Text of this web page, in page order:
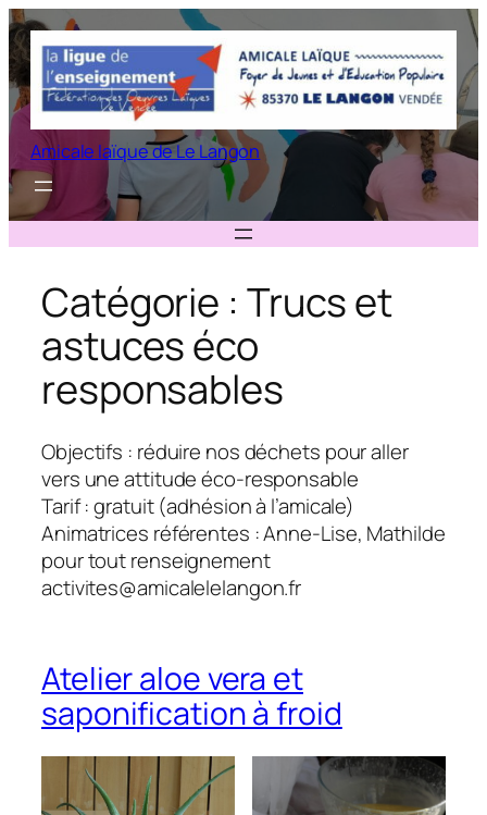
Aller
au
contenu
Amicale laïque de Le Langon
Catégorie : Trucs et
astuces éco
responsables
Objectifs : réduire nos déchets pour aller
vers une attitude éco-responsable
Tarif : gratuit (adhésion à l’amicale)
Animatrices référentes : Anne-Lise, Mathilde
pour tout renseignement
activites@amicalelelangon.fr
Atelier aloe vera et
saponification à froid